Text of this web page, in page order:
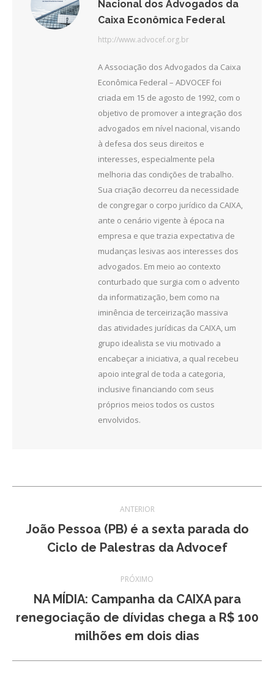
Nacional dos Advogados da
Caixa Econômica Federal
http://www.advocef.org.br
A Associação dos Advogados da Caixa
Econômica Federal – ADVOCEF foi
criada em 15 de agosto de 1992, com o
objetivo de promover a integração dos
advogados em nível nacional, visando
à defesa dos seus direitos e
interesses, especialmente pela
melhoria das condições de trabalho.
Sua criação decorreu da necessidade
de congregar o corpo jurídico da CAIXA,
ante o cenário vigente à época na
empresa e que trazia expectativa de
mudanças lesivas aos interesses dos
advogados. Em meio ao contexto
conturbado que surgia com o advento
da informatização, bem como na
iminência de terceirização massiva
das atividades jurídicas da CAIXA, um
grupo idealista se viu motivado a
encabeçar a iniciativa, a qual recebeu
apoio integral de toda a categoria,
inclusive financiando com seus
próprios meios todos os custos
envolvidos.
de
post:
ANTERIOR
Post
anterior:
João Pessoa (PB) é a sexta parada do
Ciclo de Palestras da Advocef
PRÓXIMO
Próximo
post:
NA MÍDIA: Campanha da CAIXA para
renegociação de dívidas chega a R$ 100
milhões em dois dias